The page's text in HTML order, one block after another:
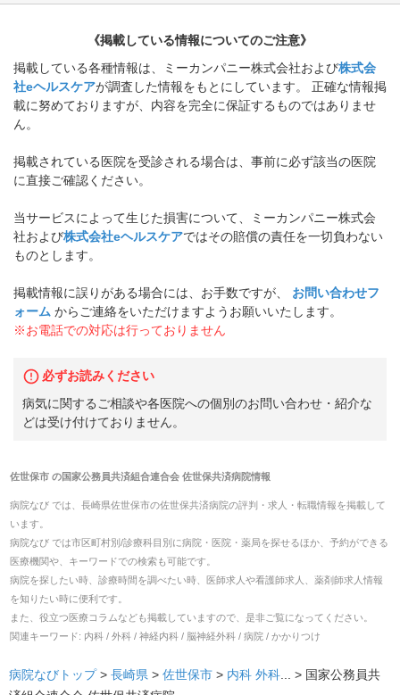
《掲載している情報についてのご注意》
掲載している各種情報は、ミーカンパニー株式会社および株式会
社eヘルスケアが調査した情報をもとにしています。 正確な情報掲
載に努めておりますが、内容を完全に保証するものではありませ
ん。
掲載されている医院を受診される場合は、事前に必ず該当の医院
に直接ご確認ください。
当サービスによって生じた損害について、ミーカンパニー株式会
社および株式会社eヘルスケアではその賠償の責任を一切負わない
ものとします。
掲載情報に誤りがある場合には、お手数ですが、
お問い合わせフ
ォーム からご連絡をいただけますようお願いいたします。
※お電話での対応は行っておりません
必ずお読みください
病気に関するご相談や各医院への個別のお問い合わせ・紹介な
どは受け付けておりません。
佐世保市の国家公務員共済組合連合会 佐世保共済病院情報
病院なび では、 長崎県佐世保市の佐世保共済病院の評判・求人・転職情報を掲載して
います。
病院なび では市区町村別/診療科目別に病院・医院・薬局を探せるほか、予約ができる
医療機関や、キーワードでの検索も可能です。
病院を探したい時、診療時間を調べたい時、医師求人や看護師求人、薬剤師求人情報
を知りたい時に便利です。
また、役立つ医療コラムなども掲載していますので、是非ご覧になってください。
関連キーワード: 内科 / 外科 / 神経内科 / 脳神経外科 / 病院 / かかりつけ
病院なびトップ> 長崎県 > 佐世保市 > 内科 外科 ... > 国家公務員共